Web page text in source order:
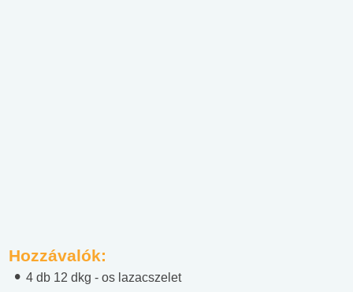
Hozzávalók:
4 db 12 dkg - os lazacszelet